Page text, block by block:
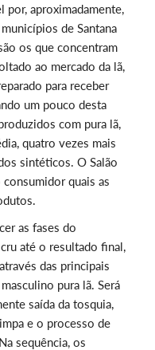
por, aproximadamente,
de Santana
os que concentram
ao mercado da lã,
para receber
um pouco desta
com pura lã,
quatro vezes mais
sintéticos. O Salão
quais as
as fases do
até o resultado final,
das principais
pura lã. Será
saída da tosquia,
e o processo de
sequência, os